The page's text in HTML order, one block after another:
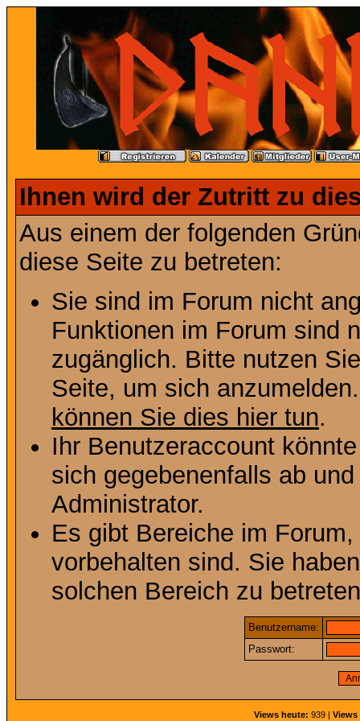
Ihnen wird der Zutritt zu
Aus einem der folgenden
diese Seite zu betreten:
Sie sind im Forum nicht
Funktionen im Forum sind
zugänglich. Bitte nutzen
Seite, um sich
können Sie dies hier tun.
Ihr Benutzeraccount
sich gegebenenfalls ab
Administrator.
Es gibt Bereiche im
vorbehalten sind. Sie
solchen Bereich zu
Benutzername:
Passwort:
Views heute: 939 | Views